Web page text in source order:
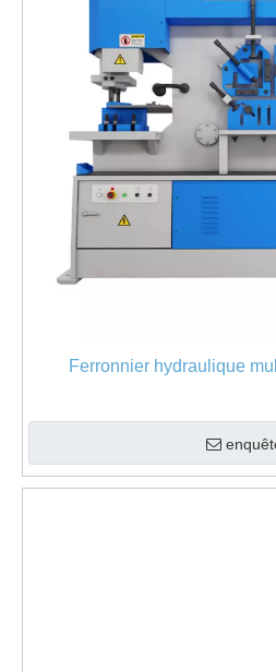
Ferronnier hydraulique